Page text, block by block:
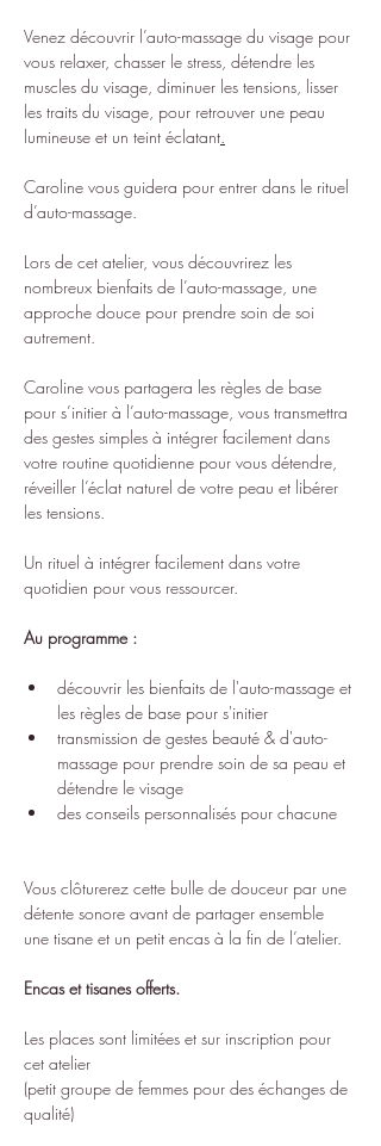
Venez découvrir l’auto-massage du visage pour
vous relaxer, chasser le stress, détendre les
muscles du visage, diminuer les tensions, lisser
les traits du visage, pour retrouver une peau
lumineuse et un teint éclatant.
Caroline vous guidera pour entrer dans le rituel
d’auto-massage.
Lors de cet atelier, vous découvrirez les
nombreux bienfaits de l’auto-massage, une
approche douce pour prendre soin de soi
autrement.
Caroline vous partagera les règles de base
pour s’initier à l’auto-massage, vous transmettra
des gestes simples à intégrer facilement dans
votre routine quotidienne pour vous détendre,
réveiller l’éclat naturel de votre peau et libérer
les tensions.
Un rituel à intégrer facilement dans votre
quotidien pour vous ressourcer.
Au programme :
découvrir les bienfaits de l'auto-massage et
les règles de base pour s'initier
transmission de gestes beauté & d'auto-
massage pour prendre soin de sa peau et
détendre le visage
des conseils personnalisés pour chacune
Vous clôturerez cette bulle de douceur par une
détente sonore avant de partager ensemble
une tisane et un petit encas à la fin de l’atelier.
Encas et tisanes offerts.
Les places sont limitées et sur inscription pour
cet atelier
(petit groupe de femmes pour des échanges de
qualité)